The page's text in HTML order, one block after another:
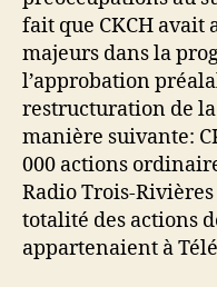
fait que CKCH avait
majeurs dans la
l’approbation
restructuration de
manière suivante:
000 actions
Radio Trois-
totalité des actions
appartenaient à